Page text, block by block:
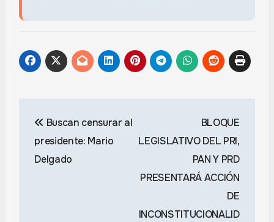
de
entradas
Buscan censurar al
presidente: Mario
Delgado
BLOQUE
LEGISLATIVO DEL PRI,
PAN Y PRD
PRESENTARÁ ACCIÓN
DE
INCONSTITUCIONALID